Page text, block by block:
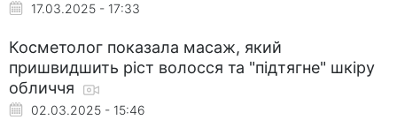
17.03.2025 - 17:33
Косметолог показала масаж, який
пришвидшить ріст волосся та "підтягне" шкіру
обличчя
02.03.2025 - 15:46